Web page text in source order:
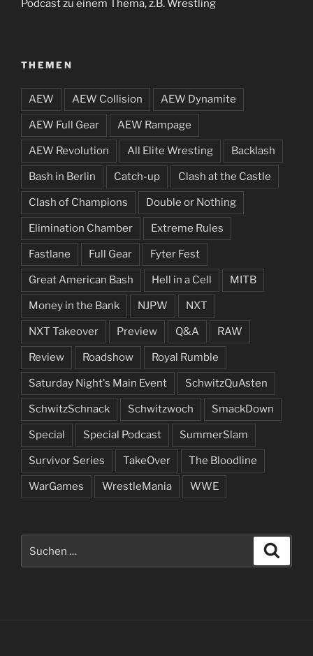
Podcast zu einem Thema, z.B. Wrestling
THEMEN
AEW AEW Collision AEW Dynamite
AEW Full Gear AEW Rampage
AEW Revolution All Elite Wresting Backlash
Bash in Berlin Catch-up Clash at the Castle
Clash of Champions Double or Nothing
Elimination Chamber Extreme Rules
Fastlane Full Gear Fyter Fest
Great American Bash Hell in a Cell MITB
Money in the Bank NJPW NXT
NXT Takeover Preview Q&A RAW
Review Roadshow Royal Rumble
Saturday Night's Main Event SchwitzQuAsten
SchwitzSchnack Schwitzwoch SmackDown
Special Special Podcast SummerSlam
Survivor Series TakeOver The Bloodline
WarGames WrestleMania WWE
nach: